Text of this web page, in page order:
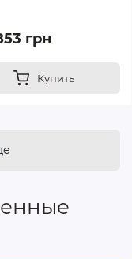
грн
Купить